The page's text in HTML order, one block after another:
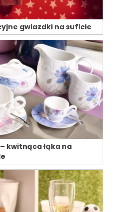
gwiazdki na suficie
kwitnąca łąka na